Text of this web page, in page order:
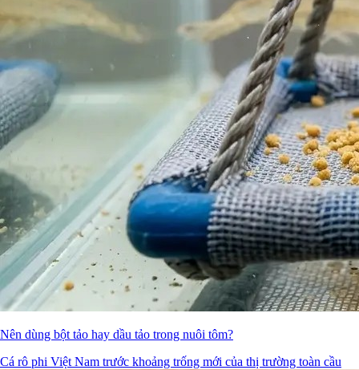
Nên dùng bột tảo hay dầu tảo trong nuôi tôm?
Cá rô phi Việt Nam trước khoảng trống mới của thị trường toàn cầu